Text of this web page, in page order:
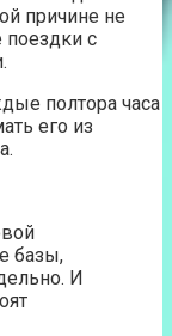
причине не
с
полтора часа
его из
базы,
И